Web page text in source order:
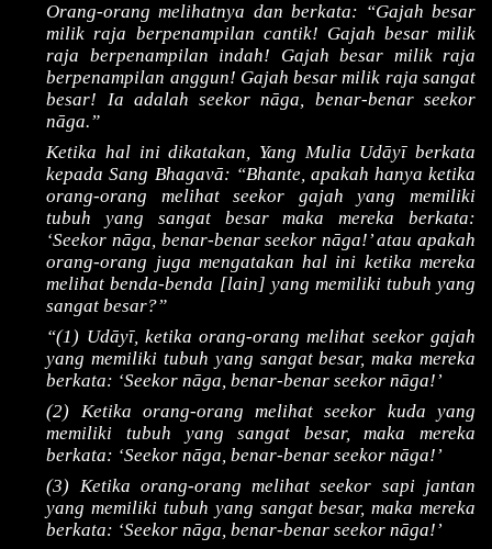
Orang-orang melihatnya dan berkata: “Gajah besar
milik raja berpenampilan cantik! Gajah besar milik
raja berpenampilan indah! Gajah besar milik raja
berpenampilan anggun! Gajah besar milik raja sangat
besar! Ia adalah seekor nāga, benar-benar seekor
nāga.”
Ketika hal ini dikatakan, Yang Mulia Udāyī berkata
kepada Sang Bhagavā: “Bhante, apakah hanya ketika
orang-orang melihat seekor gajah yang memiliki
tubuh yang sangat besar maka mereka berkata:
‘Seekor nāga, benar-benar seekor nāga!’ atau apakah
orang-orang juga mengatakan hal ini ketika mereka
melihat benda-benda [lain] yang memiliki tubuh yang
sangat besar?”
“(1) Udāyī, ketika orang-orang melihat seekor gajah
yang memiliki tubuh yang sangat besar, maka mereka
berkata: ‘Seekor nāga, benar-benar seekor nāga!’
(2) Ketika orang-orang melihat seekor kuda yang
memiliki tubuh yang sangat besar, maka mereka
berkata: ‘Seekor nāga, benar-benar seekor nāga!’
(3) Ketika orang-orang melihat seekor sapi jantan
yang memiliki tubuh yang sangat besar, maka mereka
berkata: ‘Seekor nāga, benar-benar seekor nāga!’